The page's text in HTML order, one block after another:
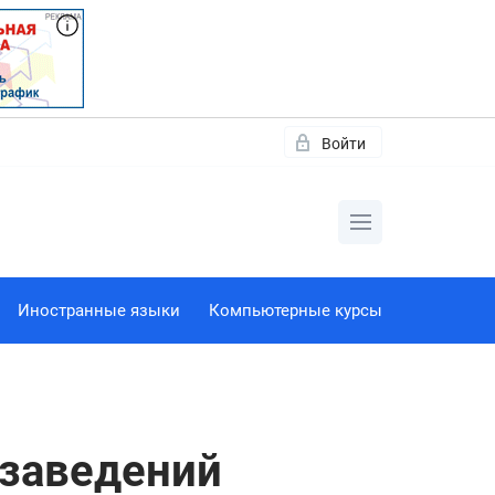
Войти
Иностранные языки Компьютерные курсы